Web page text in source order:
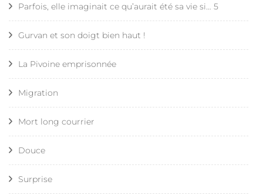
Parfois, elle imaginait ce qu’aurait été sa vie si… 5
Gurvan et son doigt bien haut !
La Pivoine emprisonnée
Migration
Mort long courrier
Douce
Surprise